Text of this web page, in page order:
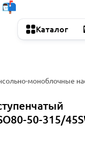
Каталог
моноблочные
50-315/